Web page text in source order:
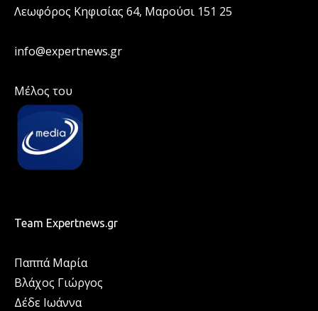
Λεωφόρος Κηφισίας 64, Μαρούσι 151 25
info@expertnews.gr
Μέλος του
Team Expertnews.gr
Παππά Μαρία
Βλάχος Γιώργος
Δέδε Ιωάννα